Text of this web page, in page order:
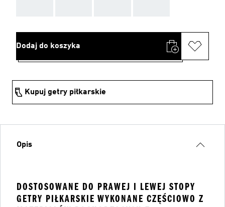
Dodaj do koszyka
Kupuj getry piłkarskie
Opis
DOSTOSOWANE DO PRAWEJ I LEWEJ STOPY
GETRY PIŁKARSKIE WYKONANE CZĘŚCIOWO Z